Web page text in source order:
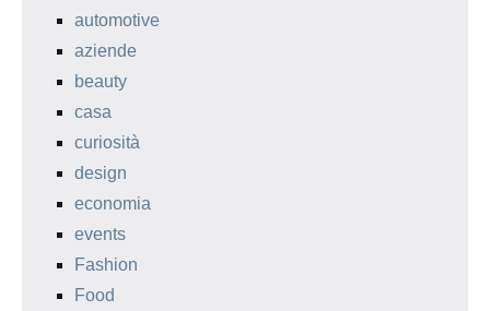
automotive
aziende
beauty
casa
curiosità
design
economia
events
Fashion
Food